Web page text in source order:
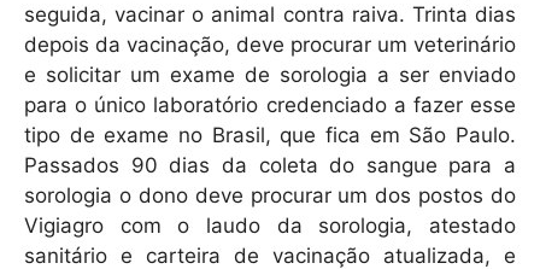
seguida, vacinar o animal contra raiva. Trinta dias
depois da vacinação, deve procurar um veterinário
e solicitar um exame de sorologia a ser enviado
para o único laboratório credenciado a fazer esse
tipo de exame no Brasil, que fica em São Paulo.
Passados 90 dias da coleta do sangue para a
sorologia o dono deve procurar um dos postos do
Vigiagro com o laudo da sorologia, atestado
sanitário e carteira de vacinação atualizada, e